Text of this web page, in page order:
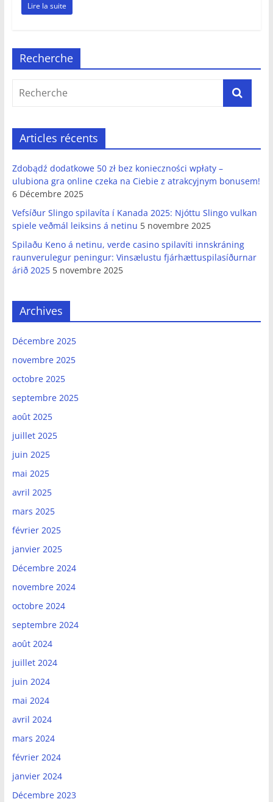
Lire la suite
Recherche
Articles récents
Zdobądź dodatkowe 50 zł bez konieczności wpłaty –
ulubiona gra online czeka na Ciebie z atrakcyjnym bonusem!
6 Décembre 2025
Vefsíður Slingo spilavíta í Kanada 2025: Njóttu Slingo vulkan
spiele veðmál leiksins á netinu 5 novembre 2025
Spilaðu Keno á netinu, verde casino spilavíti innskráning
raunverulegur peningur: Vinsælustu fjárhættuspilasíðurnar
árið 2025 5 novembre 2025
Archives
Décembre 2025
novembre 2025
octobre 2025
septembre 2025
août 2025
juillet 2025
juin 2025
mai 2025
avril 2025
mars 2025
février 2025
janvier 2025
Décembre 2024
novembre 2024
octobre 2024
septembre 2024
août 2024
juillet 2024
juin 2024
mai 2024
avril 2024
mars 2024
février 2024
janvier 2024
Décembre 2023